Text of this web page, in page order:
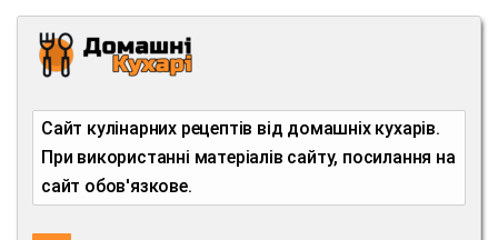
Сайт кулінарних рецептів від домашніх кухарів.
При використанні матеріалів сайту, посилання на
сайт обов'язкове.